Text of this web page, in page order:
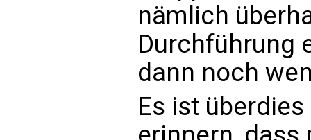
nämlich
Durchführung
dann noch
Es ist